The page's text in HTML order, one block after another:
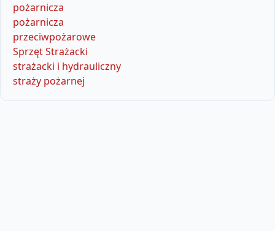
pożarnicza
pożarnicza
przeciwpożarowe
Sprzęt Strażacki
strażacki i hydrauliczny
straży pożarnej